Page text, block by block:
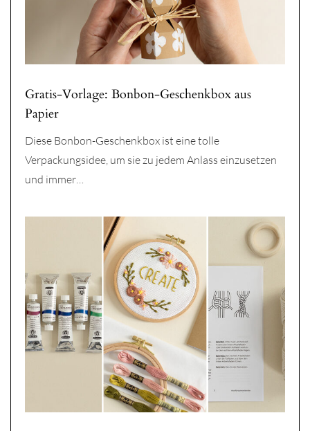
Gratis-Vorlage: Bonbon-Geschenkbox aus
Papier
Diese Bonbon-Geschenkbox ist eine tolle
Verpackungsidee, um sie zu jedem Anlass einzusetzen
und immer…